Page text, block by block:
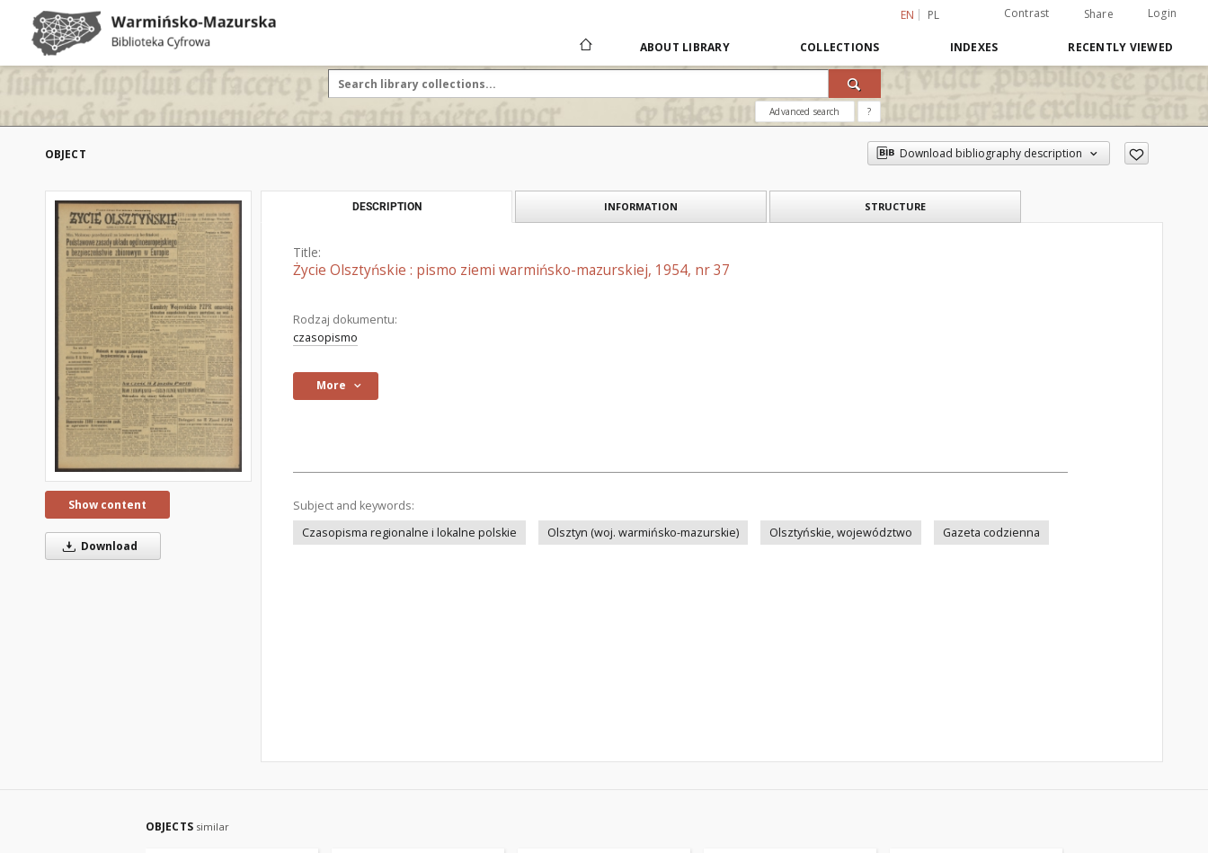
EN PL Contrast Share Login
ABOUT LIBRARY COLLECTIONS INDEXES RECENTLY VIEWED
Advanced search ?
OBJECT Download bibliography description
Show content
Download
DESCRIPTION INFORMATION STRUCTURE
Title:
Życie Olsztyńskie : pismo ziemi warmińsko-mazurskiej, 1954, nr 37
Rodzaj dokumentu:
czasopismo
More
Subject and keywords:
Czasopisma regionalne i lokalne polskie
Olsztyn (woj. warmińsko-mazurskie) Olsztyńskie, województwo Gazeta codzienna
OBJECTS similar